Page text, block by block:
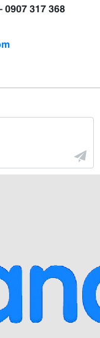
0907 317 368